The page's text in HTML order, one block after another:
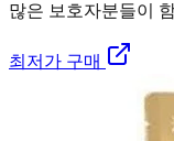
많은 보호자분들이
최저가 구매